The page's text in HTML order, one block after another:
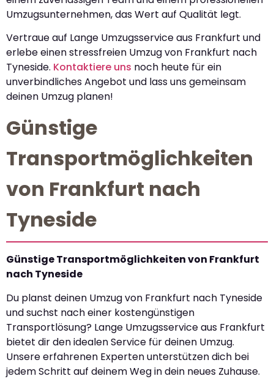
Umzugsunternehmen, das Wert auf Qualität legt.
Vertraue auf Lange Umzugsservice aus Frankfurt und
erlebe einen stressfreien Umzug von Frankfurt nach
Tyneside. Kontaktiere uns noch heute für ein
unverbindliches Angebot und lass uns gemeinsam
deinen Umzug planen!
Günstige
Transportmöglichkeiten
von Frankfurt nach
Tyneside
Günstige Transportmöglichkeiten von Frankfurt
nach Tyneside
Du planst deinen Umzug von Frankfurt nach Tyneside
und suchst nach einer kostengünstigen
Transportlösung? Lange Umzugsservice aus Frankfurt
bietet dir den idealen Service für deinen Umzug.
Unsere erfahrenen Experten unterstützen dich bei
jedem Schritt auf deinem Weg in dein neues Zuhause.